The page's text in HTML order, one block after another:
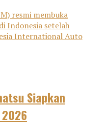
resmi membuka
Indonesia setelah
International Auto
Siapkan